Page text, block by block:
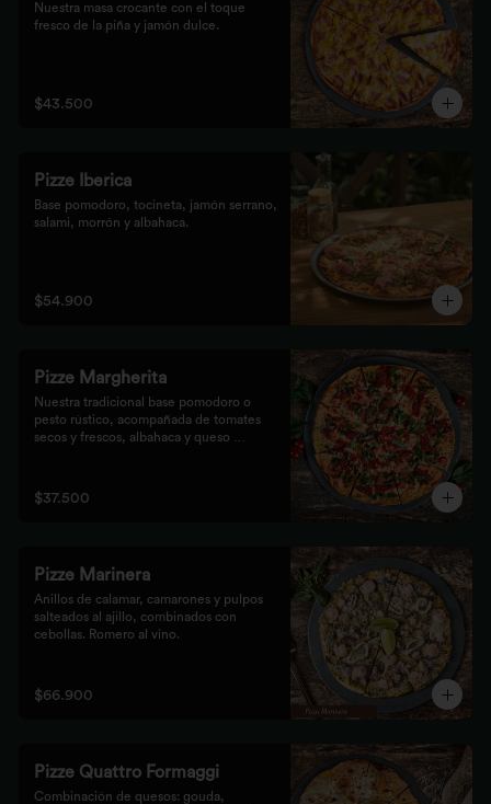
Nuestra masa crocante con el toque
fresco de la piña y jamón dulce.
$43.500
Pizze Iberica
Base pomodoro, tocineta, jamón serrano,
salami, morrón y albahaca.
$54.900
Pizze Margherita
Nuestra tradicional base pomodoro o
pesto rústico, acompañada de tomates
secos y frescos, albahaca y queso
$37.500
Pizze Marinera
Anillos de calamar, camarones y pulpos
salteados al ajillo, combinados con
cebollas. Romero al vino.
$66.900
Pizze Quattro Formaggi
Combinación de quesos: gouda,